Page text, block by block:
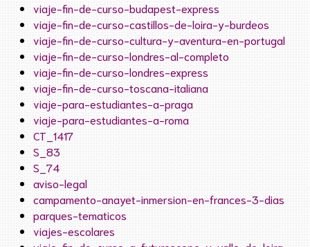
viaje-fin-de-curso-budapest-express
viaje-fin-de-curso-castillos-de-loira-y-burdeos
viaje-fin-de-curso-cultura-y-aventura-en-portugal
viaje-fin-de-curso-londres-al-completo
viaje-fin-de-curso-londres-express
viaje-fin-de-curso-toscana-italiana
viaje-para-estudiantes-a-praga
viaje-para-estudiantes-a-roma
CT_1417
S_83
S_74
aviso-legal
campamento-anayet-inmersion-en-frances-3-dias
parques-tematicos
viajes-escolares